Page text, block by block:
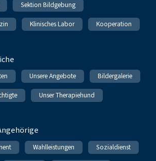
Sektion Bildgebung
Klinisches Labor Kooperation
Unsere Angebote Bildergalerie
Unser Therapiehund
Wahlleistungen Sozialdienst